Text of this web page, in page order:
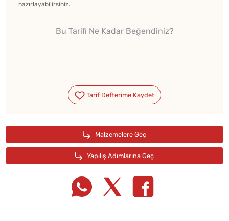
hazırlayabilirsiniz.
Bu Tarifi Ne Kadar Beğendiniz?